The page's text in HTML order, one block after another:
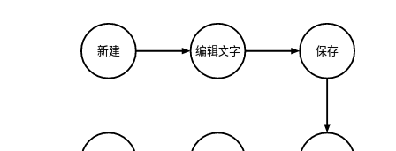
新建 编辑文字 保存